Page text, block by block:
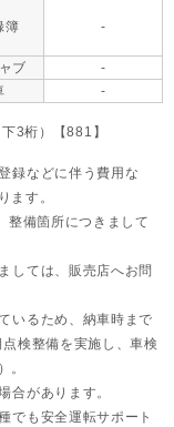
簿 -
ブ
-
-
3桁）【881】
録などに伴う費用な
ます。
整備箇所につきまして
しては、販売店へお問
いるため、納車時まで
検整備を実施し、車検
。
合があります。
でも安全運転サポート